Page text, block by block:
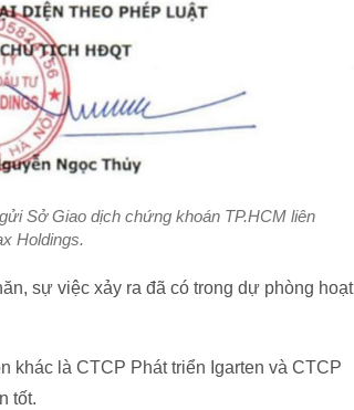
Sở Giao dịch chứng khoán TP.HCM liên
Holdings.
sự việc xảy ra đã có trong dự phòng hoạt
khác là CTCP Phát triển Igarten và CTCP
tốt.